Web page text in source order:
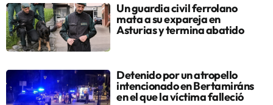
Un guardia civil ferrolano
mata a su expareja en
Asturias y termina abatido
Detenido por un atropello
intencionado en Bertamiráns
en el que la víctima falleció